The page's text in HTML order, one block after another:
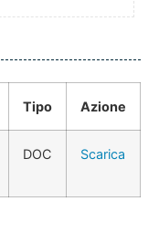
Tipo Azione
DOC Scarica